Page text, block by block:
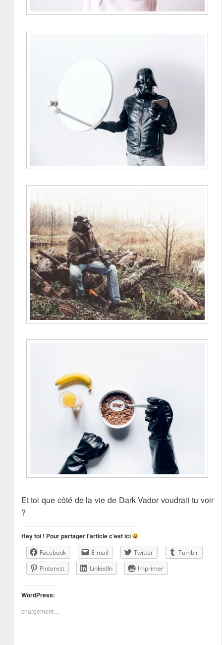
Et toi que côté de la vie de Dark Vador voudrait tu voir
?
Hey toi ! Pour partager l'article c'est ici
Facebook E-mail Twitter
Tumblr
Pinterest
LinkedIn Imprimer
WordPress:
chargement…